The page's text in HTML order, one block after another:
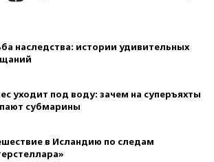
наследства: истории удивительных
уходит под воду: зачем на суперъяхты
субмарины
в Исландию по следам